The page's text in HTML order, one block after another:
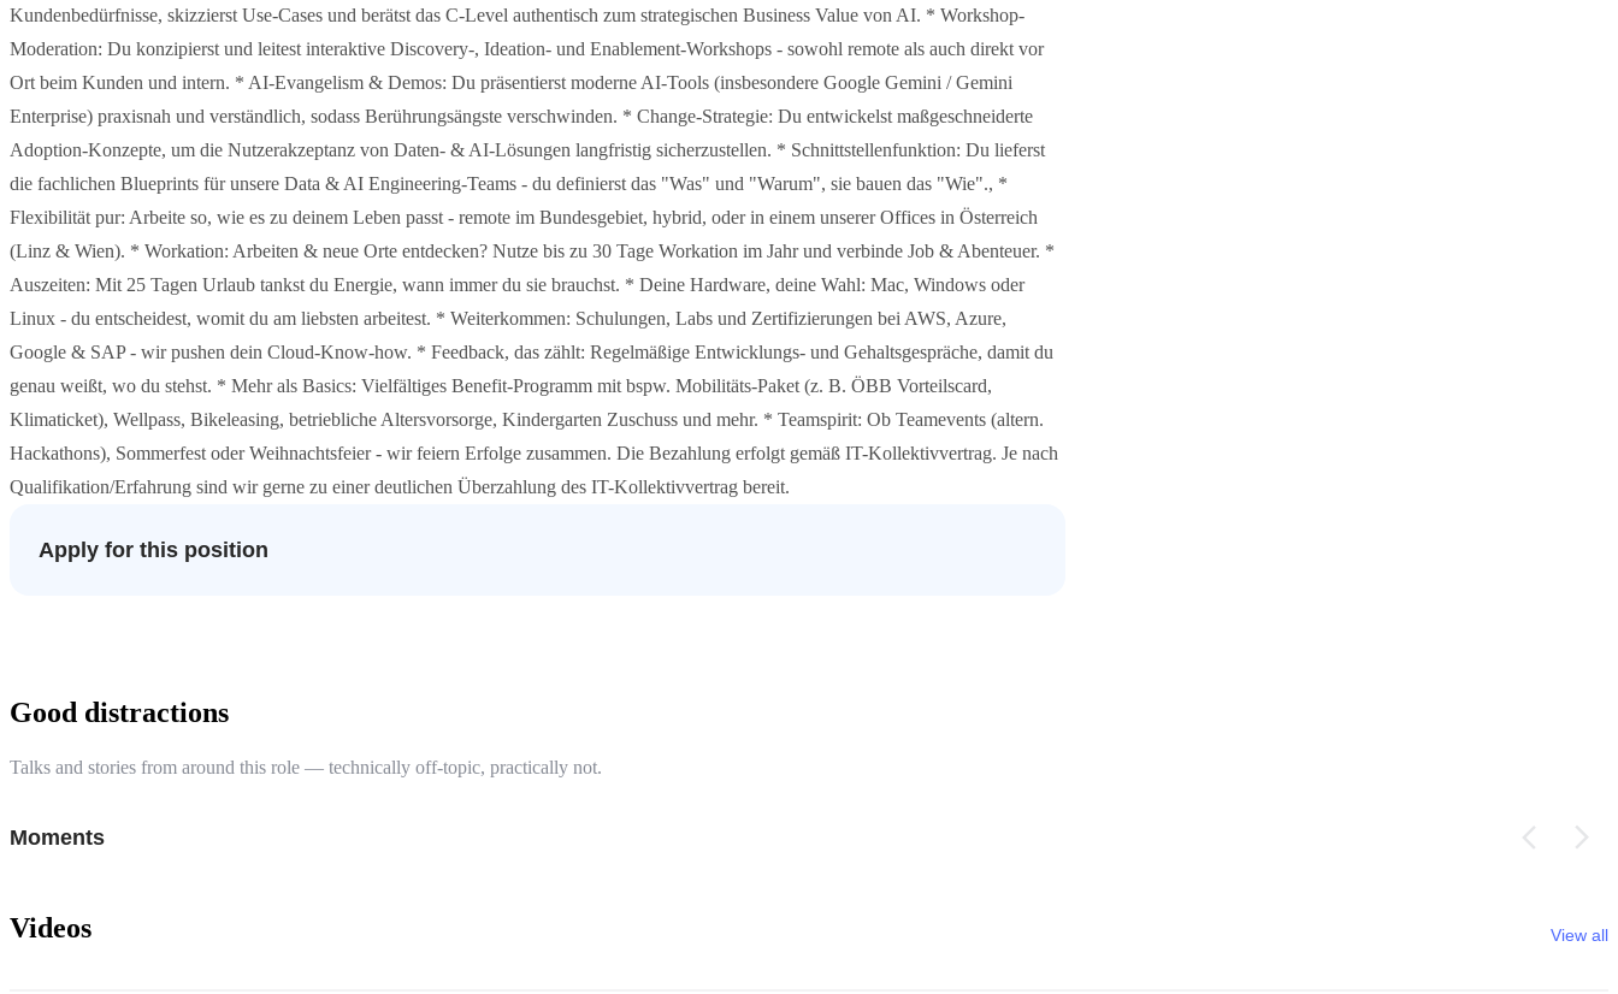
Kundenbedürfnisse, skizzierst Use-Cases und berätst das C-Level authentisch zum strategischen Business Value von AI. * Workshop-
Moderation: Du konzipierst und leitest interaktive Discovery-, Ideation- und Enablement-Workshops - sowohl remote als auch direkt vor
Ort beim Kunden und intern. * AI-Evangelism & Demos: Du präsentierst moderne AI-Tools (insbesondere Google Gemini / Gemini
Enterprise) praxisnah und verständlich, sodass Berührungsängste verschwinden. * Change-Strategie: Du entwickelst maßgeschneiderte
Adoption-Konzepte, um die Nutzerakzeptanz von Daten- & AI-Lösungen langfristig sicherzustellen. * Schnittstellenfunktion: Du lieferst
die fachlichen Blueprints für unsere Data & AI Engineering-Teams - du definierst das "Was" und "Warum", sie bauen das "Wie"., *
Flexibilität pur: Arbeite so, wie es zu deinem Leben passt - remote im Bundesgebiet, hybrid, oder in einem unserer Offices in Österreich
(Linz & Wien). * Workation: Arbeiten & neue Orte entdecken? Nutze bis zu 30 Tage Workation im Jahr und verbinde Job & Abenteuer. *
Auszeiten: Mit 25 Tagen Urlaub tankst du Energie, wann immer du sie brauchst. * Deine Hardware, deine Wahl: Mac, Windows oder
Linux - du entscheidest, womit du am liebsten arbeitest. * Weiterkommen: Schulungen, Labs und Zertifizierungen bei AWS, Azure,
Google & SAP - wir pushen dein Cloud-Know-how. * Feedback, das zählt: Regelmäßige Entwicklungs- und Gehaltsgespräche, damit du
genau weißt, wo du stehst. * Mehr als Basics: Vielfältiges Benefit-Programm mit bspw. Mobilitäts-Paket (z. B. ÖBB Vorteilscard,
Klimaticket), Wellpass, Bikeleasing, betriebliche Altersvorsorge, Kindergarten Zuschuss und mehr. * Teamspirit: Ob Teamevents (altern.
Hackathons), Sommerfest oder Weihnachtsfeier - wir feiern Erfolge zusammen. Die Bezahlung erfolgt gemäß IT-Kollektivvertrag. Je nach
Qualifikation/Erfahrung sind wir gerne zu einer deutlichen Überzahlung des IT-Kollektivvertrag bereit.
Apply for this position
Good distractions
Talks and stories from around this role — technically off-topic, practically not.
Moments
Videos View all